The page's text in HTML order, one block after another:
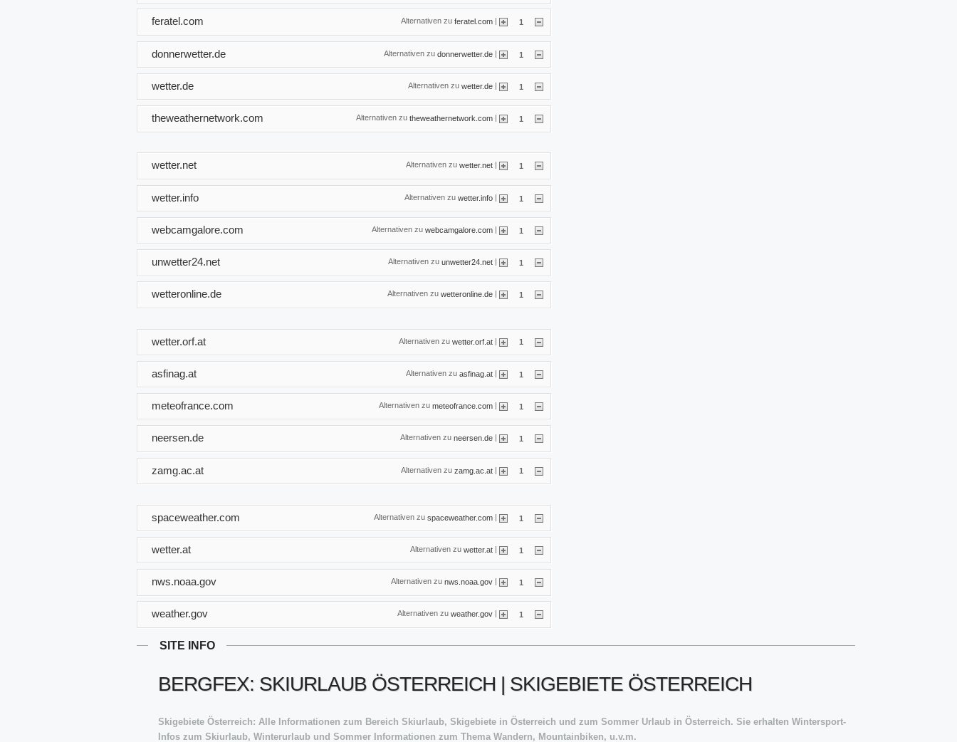
Alternativen zu feratel.com 1
feratel.com
Alternativen zu donnerwetter.de | 1
donnerwetter.de
Alternativen zu wetter.de | 1
wetter.de
Alternativen zu theweathernetwork.com | 1
theweathernetwork.com
Alternativen zu wetter.net 1
wetter.net
Alternativen zu wetter.info | 1
wetter.info
Alternativen zu webcamgalore.com | 1
webcamgalore.com
Alternativen zu unwetter24.net | 1
unwetter24.net
Alternativen zu wetteronline.de 1
wetteronline.de
Alternativen zu wetter.orf.at | 1
wetter.orf.at
Alternativen zu asfinag.at | 1
asfinag.at
Alternativen zu meteofrance.com | 1
meteofrance.com
Alternativen zu neersen.de 1
neersen.de
Alternativen zu zamg.ac.at | 1
zamg.ac.at
Alternativen zu spaceweather.com | 1
spaceweather.com
Alternativen zu wetter.at | 1
wetter.at
Alternativen zu nws.noaa.gov 1
nws.noaa.gov
Alternativen zu weather.gov 1
weather.gov
SITE INFO
BERGFEX: SKIURLAUB ÖSTERREICH | SKIGEBIETE ÖSTERREICH
Skigebiete Österreich: Alle Informationen zum Bereich Skiurlaub, Skigebiete in Österreich und zum Sommer Urlaub in Österreich. Sie erhalten Wintersport-
Infos zum Skiurlaub, Winterurlaub und Sommer Informationen zum Thema Wandern, Mountainbiken, u.v.m.